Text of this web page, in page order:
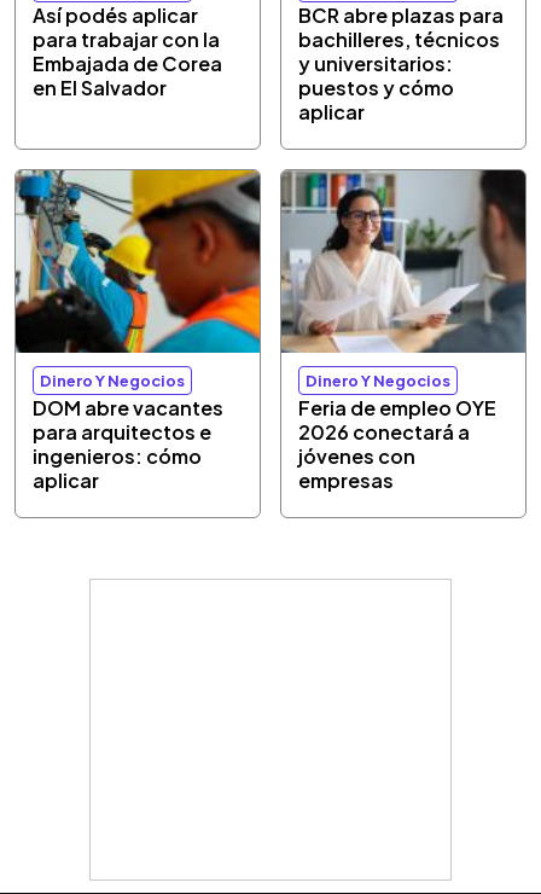
Así podés aplicar
para trabajar con la
Embajada de Corea
en El Salvador
BCR abre plazas para
bachilleres, técnicos
y universitarios:
puestos y cómo
aplicar
Dinero Y Negocios
DOM abre vacantes
para arquitectos e
ingenieros: cómo
aplicar
Dinero Y Negocios
Feria de empleo OYE
2026 conectará a
jóvenes con
empresas